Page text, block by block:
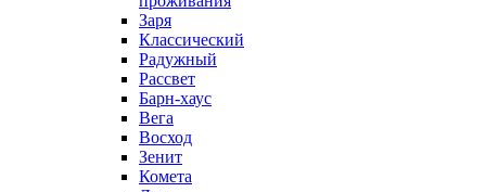
Заря
Классический
Радужный
Рассвет
Барн-хаус
Вега
Восход
Зенит
Комета